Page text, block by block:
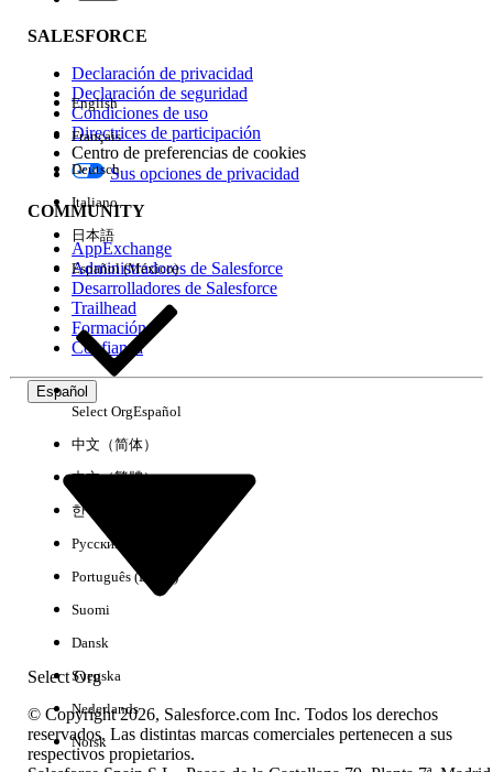
Repercusión de función
Edición
Experiencia
No hay resultados
SALESFORCE
Declaración de privacidad
Declaración de seguridad
Condiciones de uso
Directrices de participación
Centro de preferencias de cookies
Sus opciones de privacidad
COMMUNITY
AppExchange
Administradores de Salesforce
Desarrolladores de Salesforce
Trailhead
Formación
Confianza
Español
Select Org
English
Français
Deutsch
Italiano
日本語
Español (México)
Select OrgEspañol
中文（简体）
中文（繁體）
한국어
Русский
Português (Brasil)
Suomi
Dansk
Svenska
Nederlands
Norsk
© Copyright 2026, Salesforce.com Inc. Todos los derechos
reservados. Las distintas marcas comerciales pertenecen a sus
respectivos propietarios.